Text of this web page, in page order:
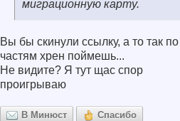
миграционную карту.
Вы бы скинули ссылку, а то так по
частям хрен поймешь...
Не видите? Я тут щас спор
проигрываю
В Минюст Спасибо